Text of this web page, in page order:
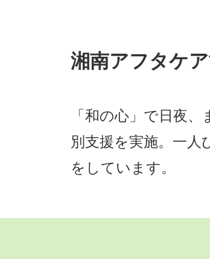
湘南アフタケ
「和の心」で日夜
別支援を実施。一
をしています。